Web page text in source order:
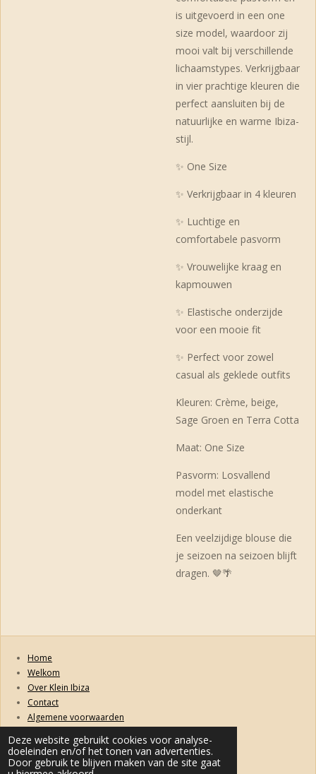
Deze website gebruikt cookies voor analyse-
doeleinden en/of het tonen van advertenties.
Door gebruik te blijven maken van de site gaat
is uitgevoerd in een one
size model, waardoor zij
mooi valt bij verschillende
lichaamstypes. Verkrijgbaar
in vier prachtige kleuren die
perfect aansluiten bij de
natuurlijke en warme Ibiza-
stijl.
✨ One Size
✨ Verkrijgbaar in 4 kleuren
✨ Luchtige en
comfortabele pasvorm
✨ Vrouwelijke kraag en
kapmouwen
✨ Elastische onderzijde
voor een mooie fit
✨ Perfect voor zowel
casual als geklede outfits
Kleuren: Crème, beige,
Sage Groen en Terra Cotta
Maat: One Size
Pasvorm: Losvallend
model met elastische
onderkant
Een veelzijdige blouse die
je seizoen na seizoen blijft
dragen. 🤎🌴
Home
Welkom
Over Klein Ibiza
Contact
Algemene voorwaarden
Privacybeleid
Levertijd & Verzendkosten